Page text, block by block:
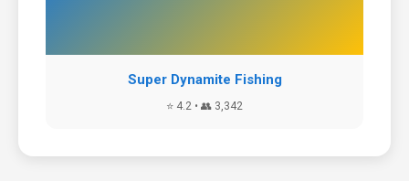
Super Dynamite Fishing
⭐ 4.2 • 👥 3,342